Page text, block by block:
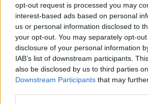
opt-out request is processed you may
interest-based ads based on personal
us or personal information disclosed to
your opt-out. You may separately opt-
disclosure of your personal information
IAB’s list of downstream participants.
also be disclosed by us to third parties
Downstream Participants that may
Quantcast